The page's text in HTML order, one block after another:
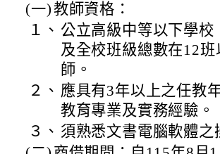
(一)教師資格：
１、 公立高級中等以下學
及全校班級總數在12
師。
２、 應具有3年以上之任教
教育專業及實務經驗。
３、 須熟悉文書電腦軟體之